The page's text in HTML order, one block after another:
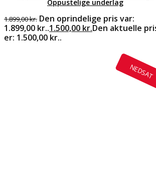
Oppustelige underlag
1.899,00kr. Den oprindelige pris var:
1.899,00 kr..1.500,00 kr.Den aktuelle
er: 1.500,00 kr..
NEDSAT